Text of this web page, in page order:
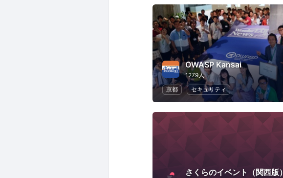
OWASP Kansai
1279人
京都
セキュリティ
さくらのイベント（関西版）